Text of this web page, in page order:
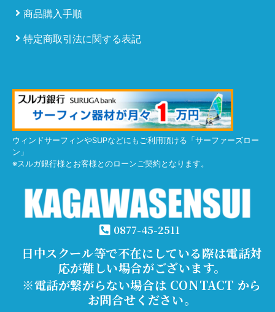
商品購入手順
特定商取引法に関する表記
ウィンドサーフィンやSUPなどにもご利用頂ける「サーファーズロー
ン」
※スルガ銀行様とお客様とのローンご契約となります。
0877-45-2511
日中スクール等で不在にしている際は電話対
応が難しい場合がございます。
※電話が繋がらない場合は CONTACT から
お問合せください。